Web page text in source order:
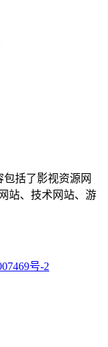
括了影视资源网
站、技术网站、游
号-2